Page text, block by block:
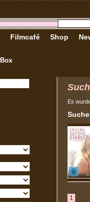
Filmcafé Shop
Es
1